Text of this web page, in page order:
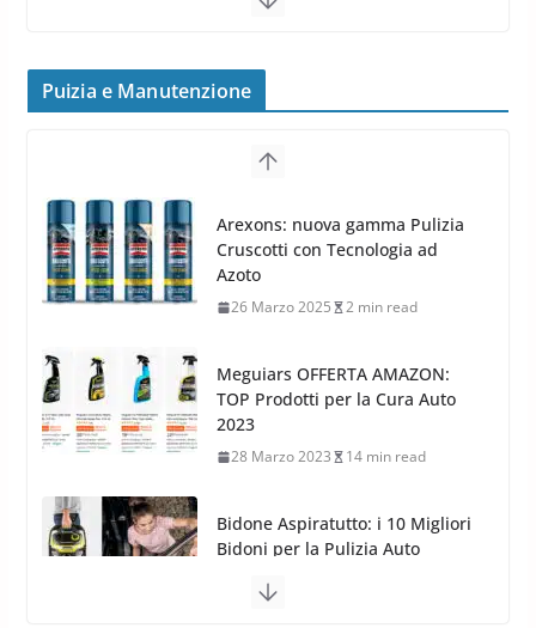
8 Aprile 2026 7 min read
l’acquisizione di Reedijk
3 Dicembre 2024 3 min read
Puizia e Manutenzione
Meguiars OFFERTA AMAZON:
TOP Prodotti per la Cura Auto
2023
28 Marzo 2023 14 min read
Bidone Aspiratutto: i 10 Migliori
Bidoni per la Pulizia Auto
6 Maggio 2022
Gun per la tua Idropulitrice?
5 Maggio 2022 2 min read